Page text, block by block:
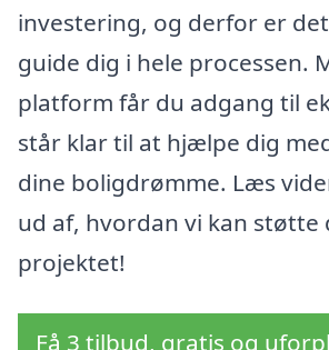
investering, og derfor er
guide dig i hele processen.
platform får du adgang til
står klar til at hjælpe dig
dine boligdrømme. Læs
ud af, hvordan vi kan støtte
projektet!
Få 3 tilbud, gratis og